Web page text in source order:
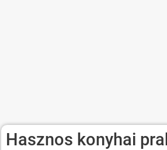
Hasznos konyhai